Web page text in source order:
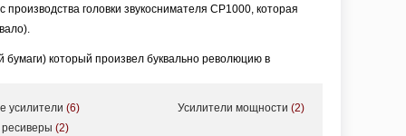
головки звукоснимателя CP1000, которая
который произвел буквально революцию в
позже компания завоевала признание как один из
грампластинок и головки громкоговорителя, затем
усилители (6)
(2)
Усилители мощности(2)